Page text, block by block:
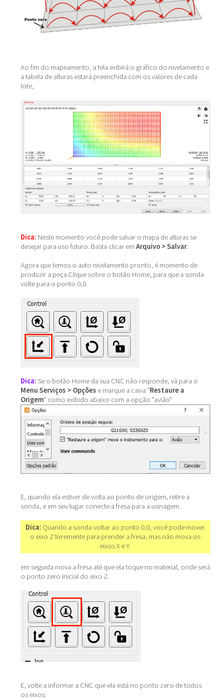
Ao fim do mapeamento, a tela exibirá o gráfico do nivelamento e
a tabela de alturas estará preenchida com os valores de cada
lote,
Dica: Neste momento você pode salvar o mapa de alturas se
desejar para uso futuro. Basta clicar em Arquivo > Salvar.
Agora que temos o auto nivelamento pronto, é momento de
produzir a peça.Clique sobre o botão Home, para que a sonda
volte para o ponto 0,0.
Dica: Se o botão Home da sua CNC não responde, vá para o
Menu Serviços > Opções e marque a caixa "Restaure a
Origem" como exibido abaixo com a opção "avião"
E, quando ela estiver de volta ao ponto de origem, retire a
sonda, e em seu lugar conecte a fresa para a usinagem.
Dica: Quando a sonda voltar ao ponto 0,0, você pode mover
o eixo Z livremente para prender a fresa, mas não mova os
eixos X e Y.
em seguida mova a fresa até que ela toque no material, onde será
o ponto zero inicial do eixo Z.
E, volte a informar a CNC que ela está no ponto zero de todos
os eixos: